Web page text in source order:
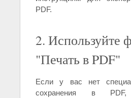
PDF.
2. Используйте
"Печать в PDF"
Если у вас нет
сохранения в